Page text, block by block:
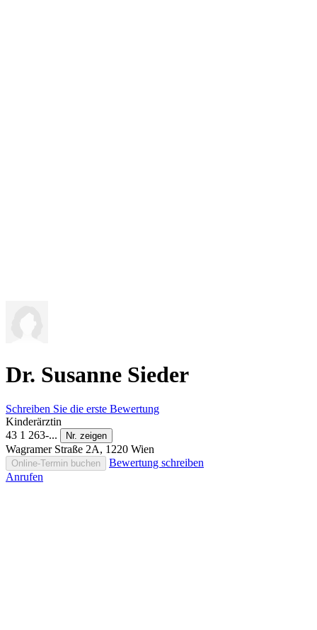
Dr. Susanne Sieder
Schreiben Sie die erste Bewertung
Kinderärztin
43 1 263-...
Nr. zeigen
Wagramer Straße 2A, 1220 Wien
Online-Termin buchen
Bewertung schreiben
Anrufen